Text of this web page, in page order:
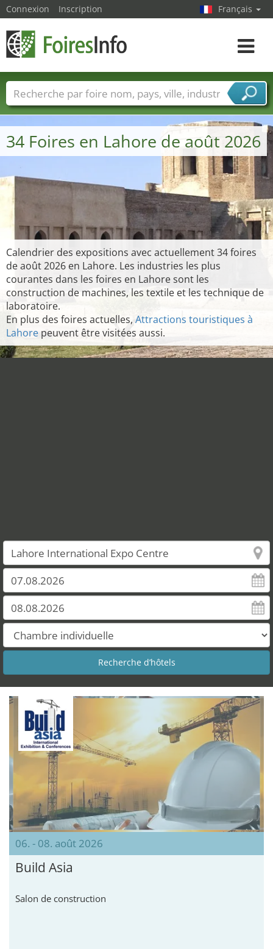
34 Foires en Lahore de août 2026
Calendrier des expositions avec actuellement 34 foires
de août 2026 en Lahore. Les industries les plus
courantes dans les foires en Lahore sont les
construction de machines, les textile et les technique de
laboratoire.
En plus des foires actuelles, Attractions touristiques à
Lahore peuvent être visitées aussi.
06. - 08. août 2026
Build Asia
Salon de construction
Connexion Inscription Français
Toggle
Foire noms Pays Villes
Secteurs de foire
Secteurs du fournisseur de services